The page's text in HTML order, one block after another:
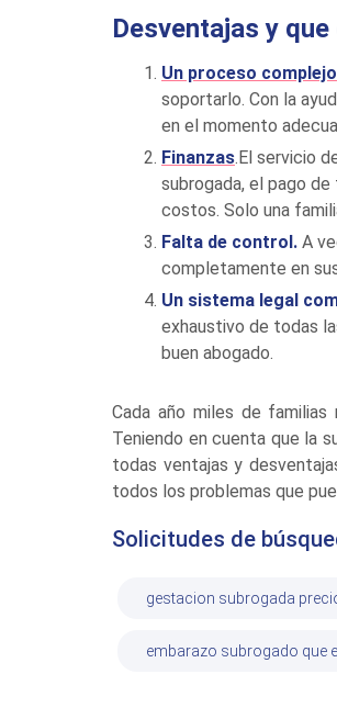
Desventajas y
Un proceso complejo
soportarlo. Con la
en el momento
Finanzas.El servicio
subrogada, el pago
costos. Solo una
Falta de control. A
completamente en
Un sistema legal
exhaustivo de todas
buen abogado.
Cada año miles de
Teniendo en cuenta que la
todas ventajas y
todos los problemas que
Solicitudes de
gestacion subrogada
embarazo subrogado que